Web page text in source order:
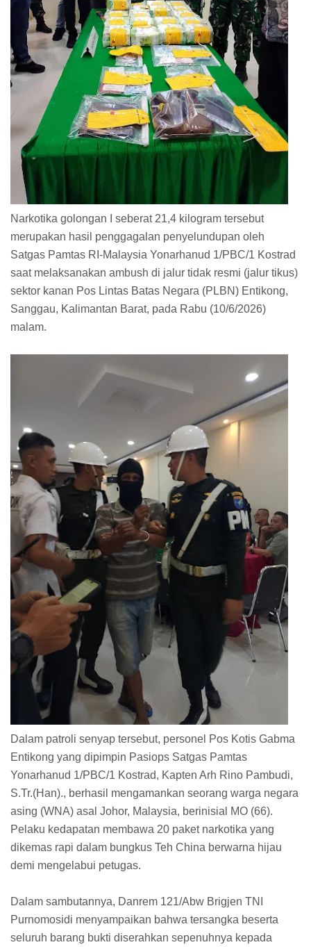
Narkotika golongan I seberat 21,4 kilogram tersebut
merupakan hasil penggagalan penyelundupan oleh
Satgas Pamtas RI-Malaysia Yonarhanud 1/PBC/1 Kostrad
saat melaksanakan ambush di jalur tidak resmi (jalur tikus)
sektor kanan Pos Lintas Batas Negara (PLBN) Entikong,
Sanggau, Kalimantan Barat, pada Rabu (10/6/2026)
malam.
Dalam patroli senyap tersebut, personel Pos Kotis Gabma
Entikong yang dipimpin Pasiops Satgas Pamtas
Yonarhanud 1/PBC/1 Kostrad, Kapten Arh Rino Pambudi,
S.Tr.(Han)., berhasil mengamankan seorang warga negara
asing (WNA) asal Johor, Malaysia, berinisial MO (66).
Pelaku kedapatan membawa 20 paket narkotika yang
dikemas rapi dalam bungkus Teh China berwarna hijau
demi mengelabui petugas.
Dalam sambutannya, Danrem 121/Abw Brigjen TNI
Purnomosidi menyampaikan bahwa tersangka beserta
seluruh barang bukti diserahkan sepenuhnya kepada